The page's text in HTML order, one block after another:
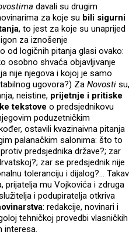
davali su drugim
za koje su bili sigurni
, to jest za koje su unaprijed
za iznošenje
od logičnih pitanja glasi ovako:
osobno shvaća objavljivanje
nije njegova i kojoj je samo
ugovora?) Za Novosti su,
neistine, prijetnje i pritiske
tekstove o predsjednikovu
poduzetničkim
ostavili kvazinaivna pitanja
palanačkim salonima: što to
predsjednika države?; zar
zar se predsjednik nije
toleranciju i dijalog?... Takav
prijatelja mu Vojkovića i zdruga
i podupiratelja otkriva
: redakcije, novinari i
tehničkoj provedbi vlasničkih
interesa.